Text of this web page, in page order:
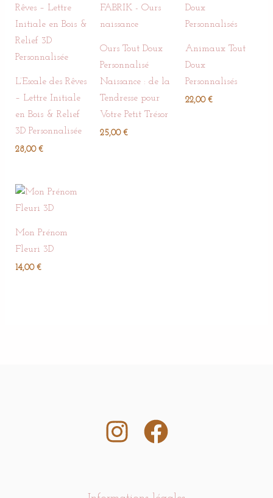
L’Escale des Rêves
– Lettre Initiale
en Bois & Relief
3D Personnalisée
28,00 €
Ours Tout Doux
Personnalisé
Naissance : de la
Tendresse pour
Votre Petit Trésor
25,00€
Animaux Tout
Doux
Personnalisés
22,00 €
Mon Prénom
Fleuri 3D
14,00 €